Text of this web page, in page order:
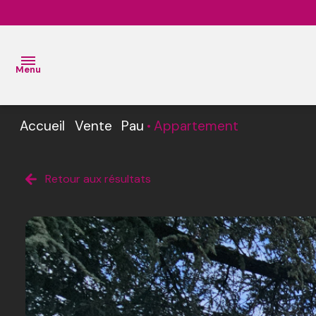
Menu
VENDUS
ESTIMATION
L'
AGENCE
L’Équipe
Agence
Accueil Vente Pau Appartement
Retour aux résultats